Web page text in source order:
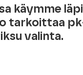
käymme
tarkoittaa
valinta.